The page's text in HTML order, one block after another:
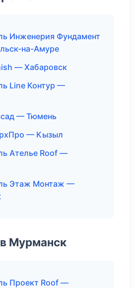
Инженерия Фундамент
на-Амуре
— Хабаровск
Line Контур —
— Тюмень
— Кызыл
Ателье Roof —
Этаж Монтаж —
Мурманск
Проект Roof —